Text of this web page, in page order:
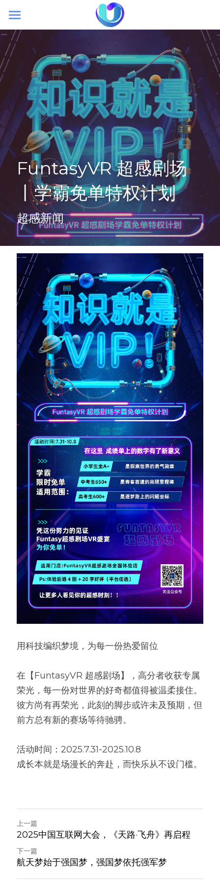
首页
初创理念
大空间VR
超感新闻
加盟我们
FuntasyVR 超感剧场
丨学霸免单特权计划
超感新闻
用科技编织梦境，为每一份热爱留位
在【FuntasyVR 超感剧场】，高分者收获专属
荣光，每一份对世界的好奇都值得被温柔接住。
彼方尚有再荣光，此刻的脚步或许未及预期，但
前方总有新的赛场等待驰骋。
活动时间：2025.7.31-2025.10.8
成长本就是场漫长的奔赴，而快乐从不设门槛。
上一篇
2025中国互联网大会，《天路·飞舟》再启程
下一篇
航天梦始于强国梦，强国梦依托强军梦